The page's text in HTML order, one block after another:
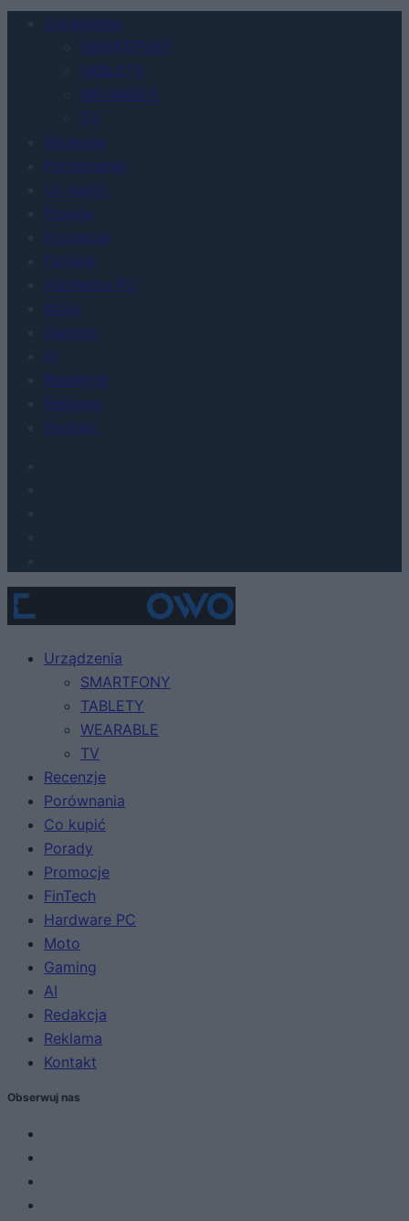
Urządzenia
SMARTFONY
TABLETY
WEARABLE
TV
Recenzje
Porównania
Co kupić
Porady
Promocje
FinTech
Hardware PC
Moto
Gaming
AI
Redakcja
Reklama
Kontakt
Urządzenia
SMARTFONY
TABLETY
WEARABLE
TV
Recenzje
Porównania
Co kupić
Porady
Promocje
FinTech
Hardware PC
Moto
Gaming
AI
Redakcja
Reklama
Kontakt
Obserwuj nas